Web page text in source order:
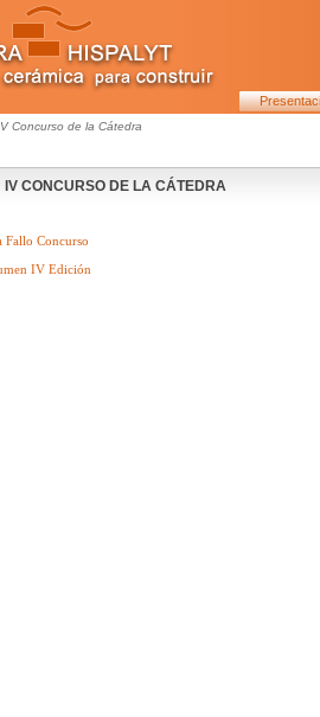
Concurso de la Cátedra
IV CONCURSO DE LA CÁTEDRA
Fallo Concurso
IV Edición